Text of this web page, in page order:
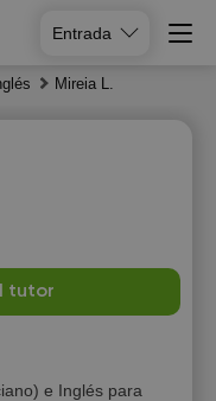
Entrada
Mireia L.
tutor
e Inglés para
Su
9
10